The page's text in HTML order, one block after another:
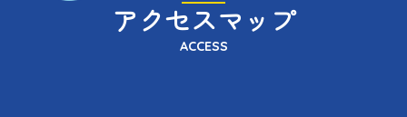
アクセスマップ
ACCESS